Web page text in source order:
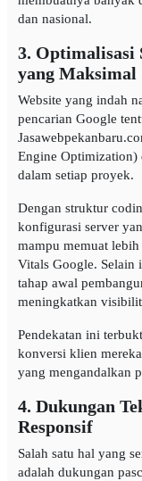
dan nasional.
3. Optimalisasi
yang Maksimal
Website yang indah
pencarian Google
Engine Optimization)
dalam setiap proyek.
Dengan struktur
konfigurasi server
mampu memuat lebih
Vitals Google. Selain
tahap awal
meningkatkan
Pendekatan ini
konversi klien
yang mengandalkan
4. Dukungan
Responsif
Salah satu hal yang
adalah dukungan